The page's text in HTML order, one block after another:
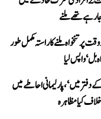
رہے تھے ملنے
پر تنخواہ ملنے کا راستہ مکمل طور
بل‘ واپس لیا
میں‘، پارلیمانی احاطے میں
کیا مظاہرہ